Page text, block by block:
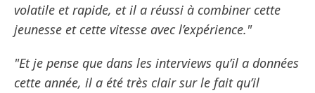
volatile et rapide, et il a réussi à combiner cette
jeunesse et cette vitesse avec l’expérience."
"Et je pense que dans les interviews qu’il a données
cette année, il a été très clair sur le fait qu’il